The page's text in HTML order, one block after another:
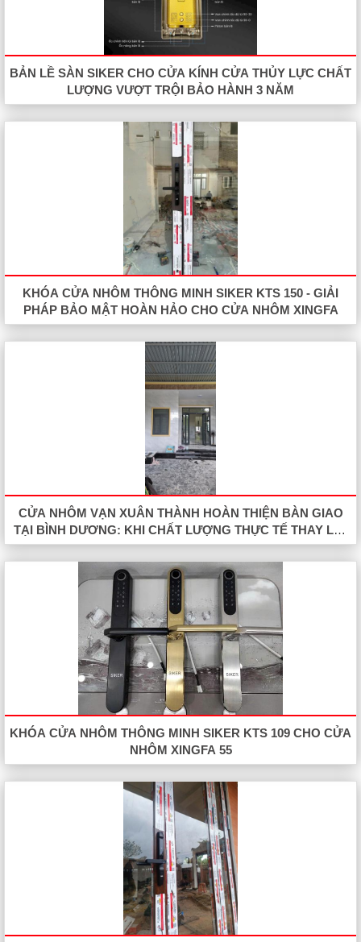
BẢN LỀ SÀN SIKER CHO CỬA KÍNH CỬA THỦY LỰC CHẤT
LƯỢNG VƯỢT TRỘI BẢO HÀNH 3 NĂM
KHÓA CỬA NHÔM THÔNG MINH SIKER KTS 150 - GIẢI
PHÁP BẢO MẬT HOÀN HẢO CHO CỬA NHÔM XINGFA
CỬA NHÔM VẠN XUÂN THÀNH HOÀN THIỆN BÀN GIAO
TẠI BÌNH DƯƠNG: KHI CHẤT LƯỢNG THỰC TẾ THAY LỜI
NÓI
KHÓA CỬA NHÔM THÔNG MINH SIKER KTS 109 CHO CỬA
NHÔM XINGFA 55